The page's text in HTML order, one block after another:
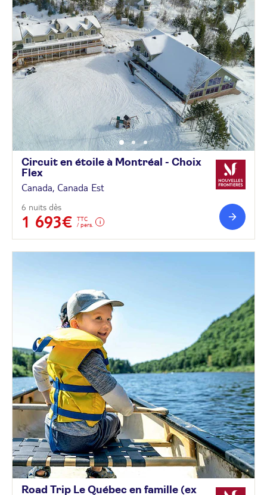
Circuit en étoile à Montréal - Choix
Flex
Canada, Canada Est
6 nuits dès
1 693€
TTC
/ pers.
Road Trip Le Québec en famille (ex